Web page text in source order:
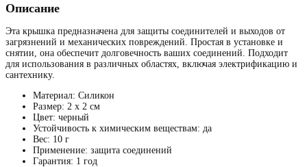
Описание
Эта крышка предназначена для защиты соединителей и выходов от
загрязнений и механических повреждений. Простая в установке и
снятии, она обеспечит долговечность ваших соединений. Подходит
для использования в различных областях, включая электрификацию и
сантехнику.
Материал: Силикон
Размер: 2 x 2 см
Цвет: черный
Устойчивость к химическим веществам: да
Вес: 10 г
Применение: защита соединений
Гарантия: 1 год